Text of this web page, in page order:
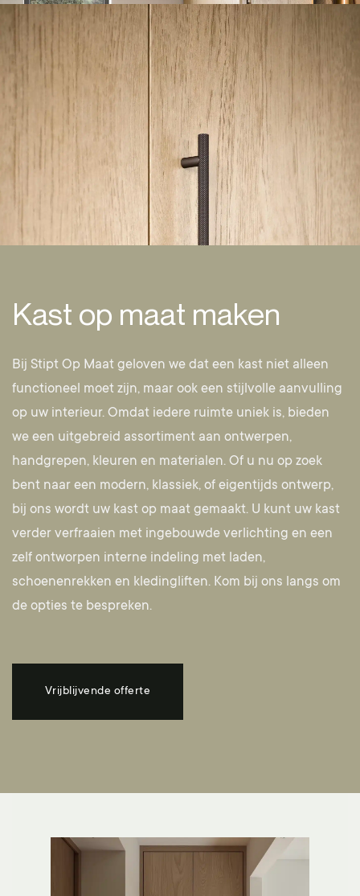
Kast op maat maken
Bij Stipt Op Maat geloven we dat een kast niet alleen
functioneel moet zijn, maar ook een stijlvolle aanvulling
op uw interieur. Omdat iedere ruimte uniek is, bieden
we een uitgebreid assortiment aan ontwerpen,
handgrepen, kleuren en materialen. Of u nu op zoek
bent naar een modern, klassiek, of eigentijds ontwerp,
bij ons wordt uw kast op maat gemaakt. U kunt uw kast
verder verfraaien met ingebouwde verlichting en een
zelf ontworpen interne indeling met laden,
schoenenrekken en kledingliften. Kom bij ons langs om
de opties te bespreken.
Vrijblijvende offerte